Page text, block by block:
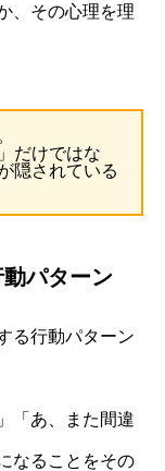
、その心理を理
だけではな
隠されている
パターン
る行動パターン
「あ、また間違
なることをその